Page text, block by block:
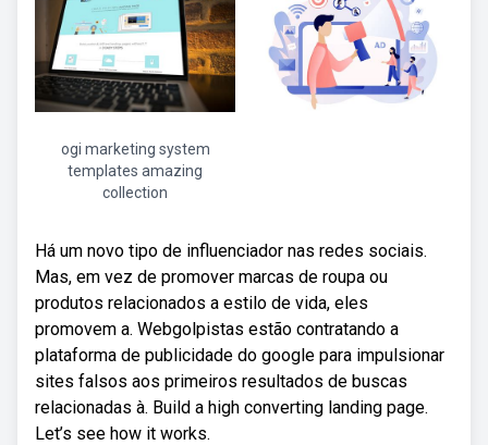
ogi marketing system
templates amazing
collection
Há um novo tipo de influenciador nas redes sociais.
Mas, em vez de promover marcas de roupa ou
produtos relacionados a estilo de vida, eles
promovem a. Webgolpistas estão contratando a
plataforma de publicidade do google para impulsionar
sites falsos aos primeiros resultados de buscas
relacionadas à. Build a high converting landing page.
Let’s see how it works.